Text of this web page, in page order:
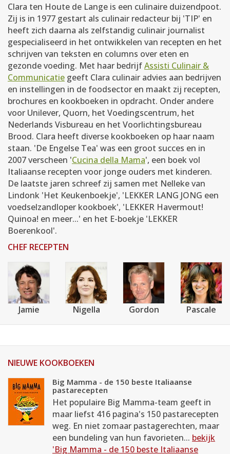
Clara ten Houte de Lange is een culinaire duizendpoot.
Zij is in 1977 gestart als culinair redacteur bij 'TIP' en
heeft zich daarna als zelfstandig culinair journalist
gespecialiseerd in het ontwikkelen van recepten en het
schrijven van teksten en columns over eten en
gezonde voeding. Met haar bedrijfAssisti Culinair &
Communicatie geeft Clara culinair advies aan bedrijven
en instellingen in de foodsector en maakt zij recepten,
brochures en kookboeken in opdracht. Onder andere
voor Unilever, Quorn, het Voedingscentrum, het
Nederlands Visbureau en het Voorlichtingsbureau
Brood. Clara heeft diverse kookboeken op haar naam
staan. 'De Engelse Tea' was een groot succes en in
2007 verscheen 'Cucina della Mama', een boek vol
Italiaanse recepten voor jonge ouders met kinderen.
De laatste jaren schreef zij samen met Nelleke van
Lindonk 'Het Keukenboekje', 'LEKKER LANG JONG een
voedselzandloper kookboek', 'LEKKER Havermout!
Quinoa! en meer...' en het E-boekje 'LEKKER
Boerenkool'.
CHEF RECEPTEN
Jamie Nigella Gordon Pascale
NIEUWE KOOKBOEKEN
Big Mamma - de 150 beste Italiaanse
pastarecepten
Het populaire Big Mamma-team geeft in
maar liefst 416 pagina's 150 pastarecepten
weg. En niet zomaar pastagerechten, maar
een bundeling van hun favorieten... bekijk
'Big Mamma - de 150 beste Italiaanse